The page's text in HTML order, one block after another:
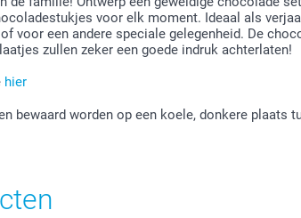
voor elk moment. Ideaal als
voor een andere speciale gelegenheid. De
zullen zeker een goede indruk achterlaten!
hier
bewaard worden op een koele, donkere plaats